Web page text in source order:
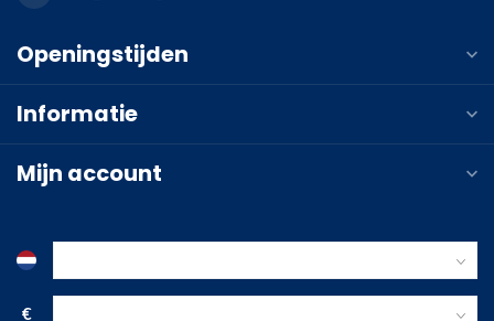
Openingstijden
Informatie
Mijn account
€